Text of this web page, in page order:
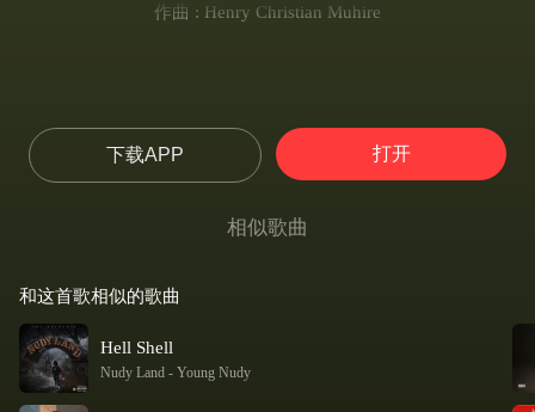
作曲 : Henry Christian Muhire
下载APP 打开
相似歌曲
和这首歌相似的歌曲
Hell Shell
Nudy Land - Young Nudy